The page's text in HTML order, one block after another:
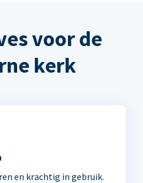
voor de
kerk
en krachtig in gebruik.